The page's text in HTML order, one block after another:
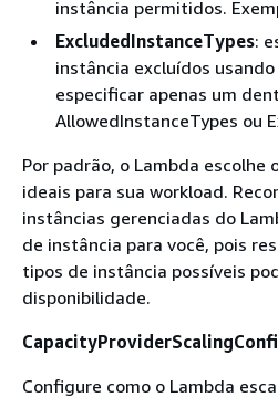
instância permitidos.
ExcludedInstanceTypes:
instância excluídos
especificar apenas um
AllowedInstanceTypes ou
Por padrão, o Lambda escolhe
ideais para sua workload.
instâncias gerenciadas do
de instância para você, pois
tipos de instância possíveis
disponibilidade.
Configure como o Lambda